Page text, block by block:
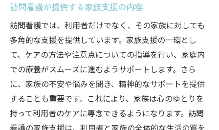
訪問看護が提供する家族支援の内容
訪問看護では、利用者だけでなく、その家族に対しても
多角的な支援を提供しています。家族支援の一環とし
て、ケアの方法や注意点についての指導を行い、家庭内
での療養がスムーズに進むようサポートします。さら
に、家族の不安や悩みを聞き、精神的なサポートを提供
することも重要です。これにより、家族は心のゆとりを
持って利用者のケアに専念できるようになります。訪問
看護の家族支援は、利用者と家族の全体的な生活の質を